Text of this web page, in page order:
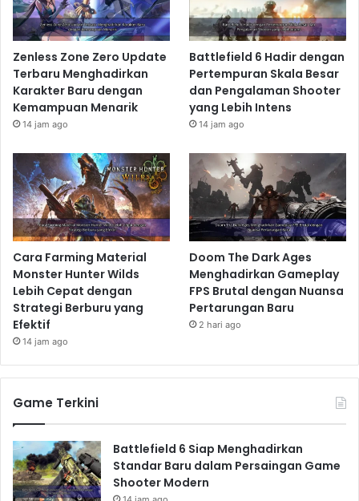
Zenless Zone Zero Update
Terbaru Menghadirkan
Karakter Baru dengan
Kemampuan Menarik
14 jam ago
Battlefield 6 Hadir dengan
Pertempuran Skala Besar
dan Pengalaman Shooter
yang Lebih Intens
14 jam ago
Cara Farming Material
Monster Hunter Wilds
Lebih Cepat dengan
Strategi Berburu yang
Efektif
14 jam ago
Doom The Dark Ages
Menghadirkan Gameplay
FPS Brutal dengan Nuansa
Pertarungan Baru
2 hari ago
Game Terkini
Battlefield 6 Siap Menghadirkan
Standar Baru dalam Persaingan Game
Shooter Modern